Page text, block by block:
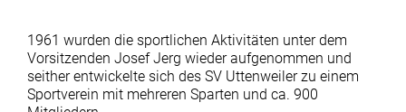
1961 wurden die sportlichen Aktivitäten unter dem
Vorsitzenden Josef Jerg wieder aufgenommen und
seither entwickelte sich des SV Uttenweiler zu einem
Sportverein mit mehreren Sparten und ca. 900